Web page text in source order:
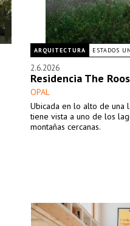
ARQUITECTURA ESTADOS
2.6.2026
Residencia The
OPAL
Ubicada en lo alto de una
tiene vista a uno de los
montañas cercanas.